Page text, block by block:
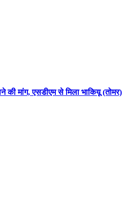
की मांग, एसडीएम से मिला भाकियू (तोमर)